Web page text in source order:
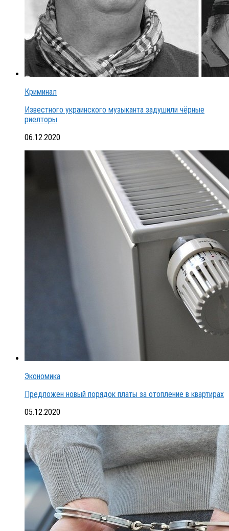
Криминал
Известного украинского музыканта задушили чёрные
риелторы
06.12.2020
Экономика
Предложен новый порядок платы за отопление в квартирах
05.12.2020